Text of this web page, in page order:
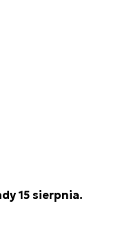
15 sierpnia.